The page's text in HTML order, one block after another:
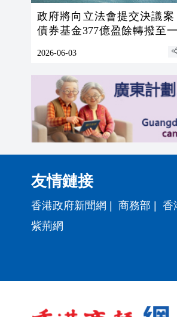
政府將向立法會提交決議案
債券基金377億盈餘轉撥至
2026-06-03
友情鏈接
香港政府新聞網 商務部 香
紫荊網